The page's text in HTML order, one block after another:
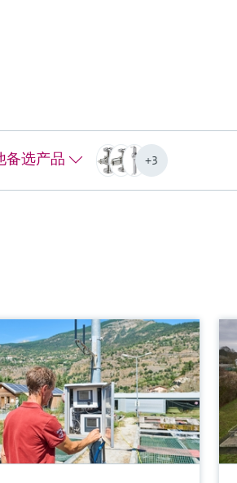
足所有行业的最高标准的要
息
较
备选产品 +3